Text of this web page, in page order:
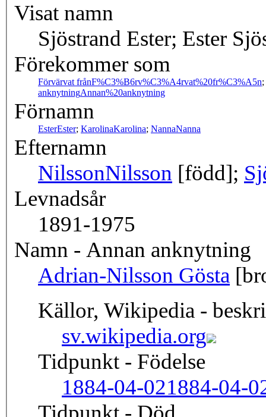
Visat namn
Sjöstrand Ester; Ester
Förekommer som
Förvärvat frånF%C3%B6rv%C3%A4rvat%20fr%C3%A5n;
anknytningAnnan%20anknytning
Förnamn
EsterEster; KarolinaKarolina; NannaNanna
Efternamn
NilssonNilsson [född];
Levnadsår
1891-1975
Namn - Annan anknytning
Adrian-Nilsson Gösta
Källor, Wikipedia -
sv.wikipedia.org
Tidpunkt - Födelse
1884-04-021884-04-